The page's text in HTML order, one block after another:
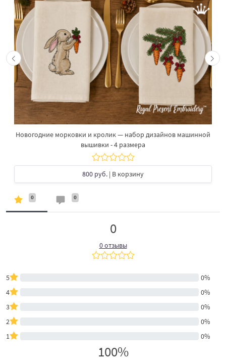
Новогодние морковки и кролик — набор дизайнов машинной
вышивки - 4 размера
800 руб. | В корзину
0 0
0
0 отзывы
5
0%
4
0%
3
0%
2
0%
1
0%
100%